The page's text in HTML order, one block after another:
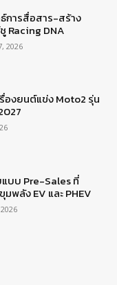
การสื่อสาร-สร้าง
Racing DNA
2026
องยนต์แข่ง Moto2 รุ่น
แบบ Pre-Sales ที่
พลัง EV และ PHEV